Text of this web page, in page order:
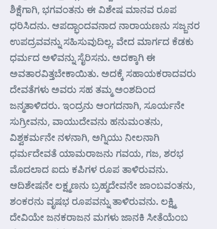
ಶಿಕ್ಷೆಗಾಗಿ, ಭಗವಂತನು ಈ ವಿಶೇಷ ಮಾನವ ರೂಪ
ಧರಿಸಿದನು. ಆಪದ್ಭಾಂದವನಾದ ನಾರಾಯಣನು ಸಜ್ಜನರ
ಉಪದ್ರವವನ್ನು ಸಹಿಸುವುದಿಲ್ಲ. ವೇದ ಮಾರ್ಗದ ಕೆಡಕು
ಧರ್ಮದ ಅಳಿವನ್ನು ಸೈರಿಸನು. ಅದಕ್ಕಾಗಿ ಈ
ಅವತಾರವಿತ್ತಬೇಕಾಯಿತು. ಅದಕ್ಕೆ ಸಹಾಯಕರಾದವರು
ದೇವತೆಗಳು ಅವರು ಸಹ ತಮ್ಮ ಅಂಶದಿಂದ
ಜನ್ಮತಾಳಿದರು. ಇಂದ್ರನು ಆಂಗದನಾಗಿ, ಸೂರ್ಯನೇ
ಸುಗ್ರೀವನು, ವಾಯುದೇವನು ಹನುಮಂತನು,
ವಿಶ್ವಕರ್ಮನೇ ನಳನಾಗಿ, ಅಗ್ನಿಯು ನೀಲನಾಗಿ
ಧರ್ಮದೇವತೆ ಯಾಮರಾಜನು ಗವಯ, ಗಜ, ಶರಭ
ಮೊದಲಾದ ಐದು ಕಪಿಗಳ ರೂಪ ತಾಳಿರುವನು.
ಆದಿಶೇಷನೇ ಲಕ್ಷ್ಮಣನು ಬ್ರಹ್ಮದೇವನೇ ಜಾಂಬವಂತನು,
ಶಂಕರನು ವೃಷಭ ರೂಪವನ್ನು ತಾಳಿರುವನು. ಲಕ್ಷ್ಮಿ
ದೇವಿಯೇ ಜನಕರಾಜನ ಮಗಳು ಜಾನಕಿ ಸೀತೆಯೆಂಬ